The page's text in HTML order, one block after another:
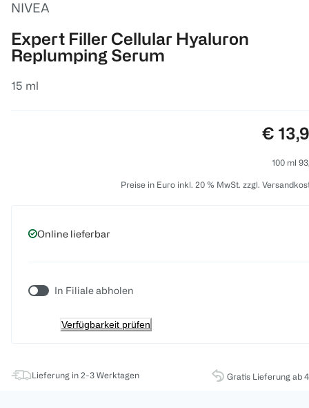
NIVEA
Expert Filler Cellular Hyaluron
Replumping Serum
15 ml
Preis:
€
100 ml
Preise in Euro inkl. 20 % MwSt. zzgl.
Online lieferbar
In Filiale abholen
Verfügbarkeit prüfen
Lieferung in 2-3 Werktagen Gratis Lieferung ab